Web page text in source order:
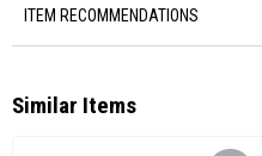
ITEM RECOMMENDATIONS
Similar Items